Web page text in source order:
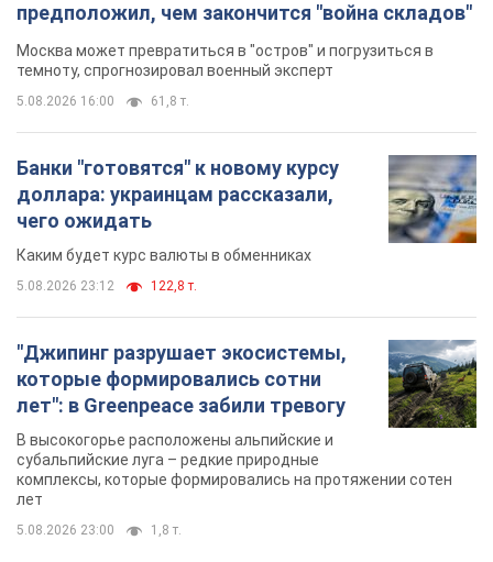
предположил, чем закончится "война складов"
Москва может превратиться в "остров" и погрузиться в
темноту, спрогнозировал военный эксперт
5.08.2026 16:00 61,8 т.
Банки "готовятся" к новому курсу
доллара: украинцам рассказали,
чего ожидать
Каким будет курс валюты в обменниках
5.08.2026 23:12 122,8 т.
"Джипинг разрушает экосистемы,
которые формировались сотни
лет": в Greenpeace забили тревогу
В высокогорье расположены альпийские и
субальпийские луга – редкие природные
комплексы, которые формировались на протяжении сотен
лет
5.08.2026 23:00 1,8 т.